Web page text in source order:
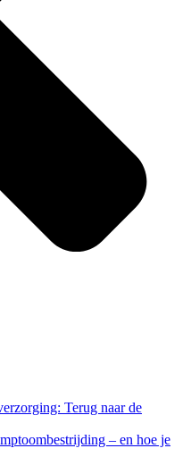
Terug naar de
– en hoe je